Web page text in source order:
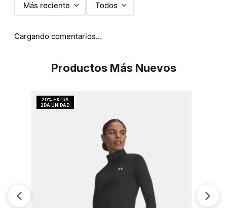
Más reciente Todos
Cargando comentarios…
Productos Más Nuevos